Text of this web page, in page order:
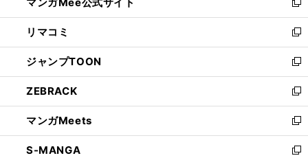
ド
ウ
で
開
く
ィ
ン
ド
ウ
で
開
く
い
ウ
ィ
ン
ド
ウ
で
開
く
新
し
い
ウ
ィ
ン
ド
ウ
で
開
く
リマコミ
新
し
い
ウ
ィ
ン
ド
ウ
で
ジャンプTOON
新
し
い
ウ
ィ
ン
ド
ZEBRACK
新
し
い
ウ
ィ
マンガMeets
新
し
い
S-MANGA
新